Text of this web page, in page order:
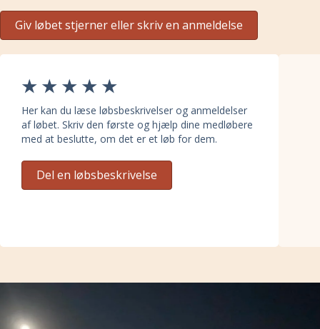
Giv løbet stjerner eller skriv en anmeldelse
Her kan du læse løbsbeskrivelser og anmeldelser
af løbet. Skriv den første og hjælp dine medløbere
med at beslutte, om det er et løb for dem.
Del en løbsbeskrivelse